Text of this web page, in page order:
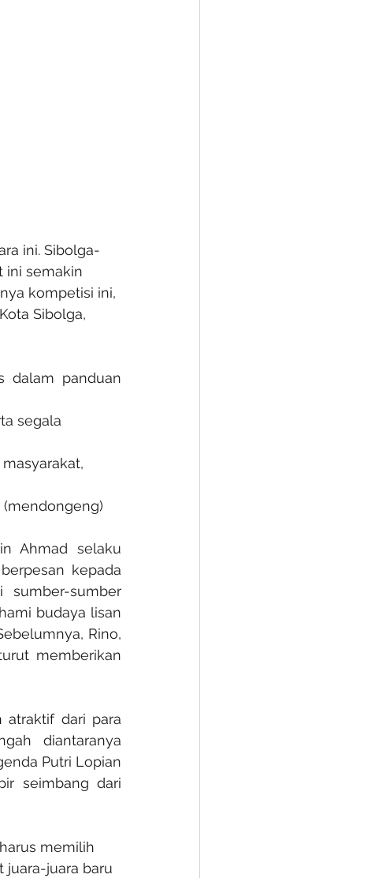
ini. Sibolga-
ini semakin
kompetisi ini,
Sibolga,
dalam panduan
segala
Ahmad selaku
kepada
sumber
budaya lisan
Rino,
memberikan
atraktif dari para
diantaranya
Putri Lopian
seimbang dari
memilih
juara-juara baru